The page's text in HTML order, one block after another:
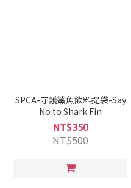
SPCA-守護鯊魚飲料提袋-Say
No to Shark Fin
NT$350
NT$500